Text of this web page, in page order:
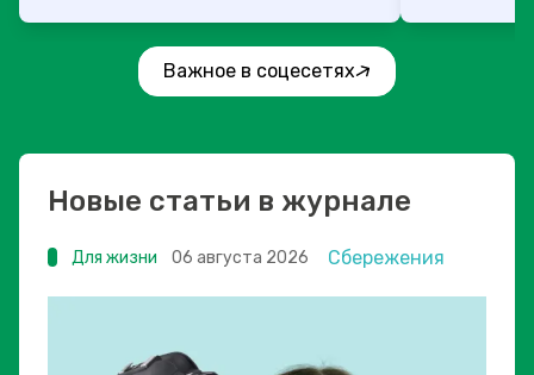
областям!
Важное в соцесетях
Новые статьи в журнале
Для жизни 06 августа 2026 Сбережения